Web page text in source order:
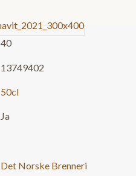
40
13749402
50cl
Ja
Det Norske Brenneri